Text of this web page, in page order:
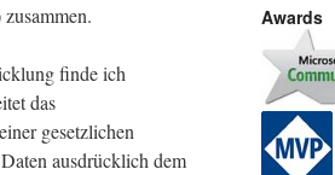
finde ich
das
gesetzlichen
ausdrücklich dem
Awards